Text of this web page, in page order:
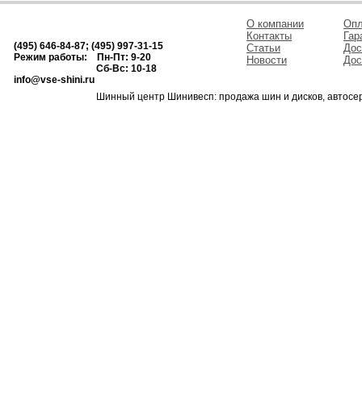
(495) 646-84-87; (495) 997-31-15
Режим работы: Пн-Пт: 9-20
Сб-Вс: 10-18
info@vse-shini.ru
О компании
Контакты
Статьи
Новости
Шинный центр Шинивесп: продажа шин и дисков,